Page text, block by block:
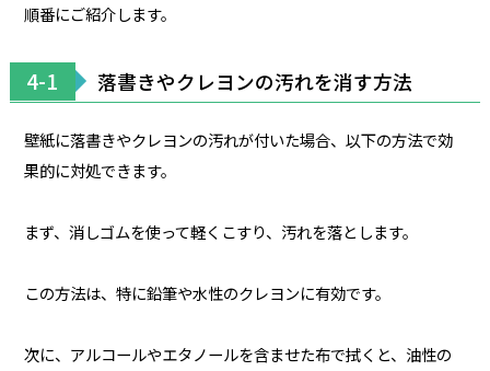
順番にご紹介します。
4-1 落書きやクレヨンの汚れを消す方法
壁紙に落書きやクレヨンの汚れが付いた場合、以下の方法で効
果的に対処できます。
まず、消しゴムを使って軽くこすり、汚れを落とします。
この方法は、特に鉛筆や水性のクレヨンに有効です。
次に、アルコールやエタノールを含ませた布で拭くと、油性の